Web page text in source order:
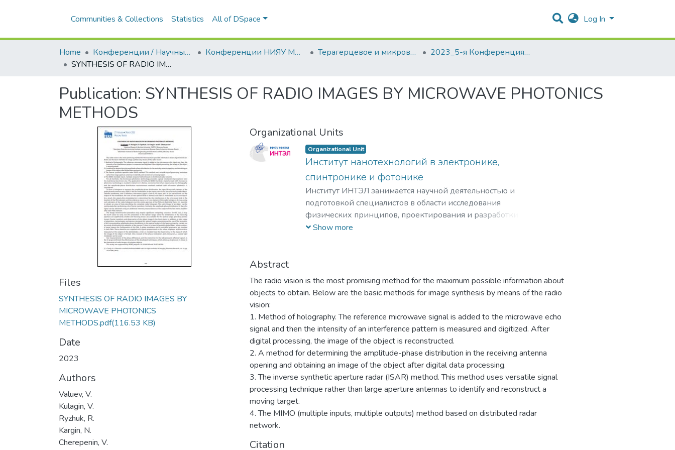
Communities & Collections Statistics All of DSpace Log In
Home Конференции / Научные семинары Конференции НИЯУ МИФИ Терагерцевое и микроволновое излучение: генерация, детектирование и приложения (ТЕРА)
2023_5-я Конференция с международным участием «Терагерцевое и микроволновое излучение: генерация, детектирование и приложения» (ТЕРА-2023)
SYNTHESIS OF RADIO IMAGES BY MICROWAVE PHOTONICS METHODS
Publication: SYNTHESIS OF RADIO IMAGES BY MICROWAVE PHOTONICS
METHODS
Files
SYNTHESIS OF RADIO IMAGES BY
MICROWAVE PHOTONICS
METHODS.pdf(116.53 KB)
Date
2023
Authors
Valuev, V.
Kulagin, V.
Ryzhuk, R.
Kargin, N.
Cherepenin, V.
Organizational Units
Organizational Unit
Институт нанотехнологий в электронике,
спинтронике и фотонике
Институт ИНТЭЛ занимается научной деятельностью и
подготовкой специалистов в области исследования
физических принципов, проектирования и разработки
технологий создания компонентной базы электроники
образовательного центра мирового уровня в области
наноструктурных материалов и устройств электроники,
спинтроники, фотоники, а также создание эффективной
инновационной среды в области СВЧ-электронной и
радиационно-стойкой компонентной базы, источников ТГц
излучения, ионно-кластерных технологий материалов.​
Show more
Abstract
The radio vision is the most promising method for the maximum possible information about
objects to obtain. Below are the basic methods for image synthesis by means of the radio
vision:
1. Method of holography. The reference microwave signal is added to the microwave echo
signal and then the intensity of an interference pattern is measured and digitized. After
digital processing, the image of the object is reconstructed.
2. A method for determining the amplitude-phase distribution in the receiving antenna
opening and obtaining an image of the object after digital data processing.
3. The inverse synthetic aperture radar (ISAR) method. This method uses versatile signal
processing technique rather than large aperture antennas to identify and reconstruct a
moving target.
4. The MIMO (multiple inputs, multiple outputs) method based on distributed radar
network.
Citation